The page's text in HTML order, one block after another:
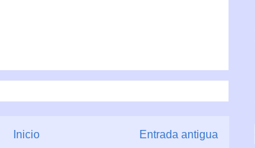
Entrada antigua
Inicio